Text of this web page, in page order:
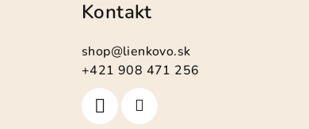
Kontakt
shop@lienkovo.sk
+421 908 471 256